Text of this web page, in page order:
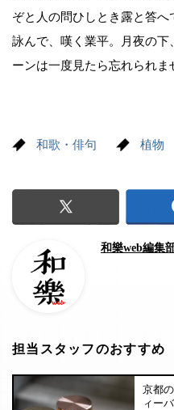
ぞと人の問ひしとき露と答
詠んで、嘆く業平。月夜の
ーンは一度見たら忘れられま
和歌・俳句 植物
和樂web編集
担当スタッフのおすすめ
京都
ィー